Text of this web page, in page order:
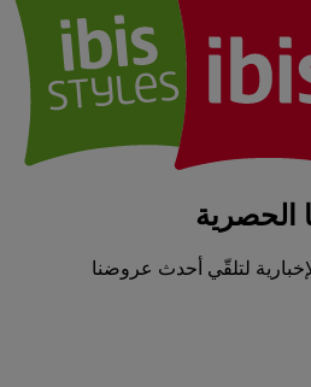
الحصرية
لتلقّي أحدث عروضنا